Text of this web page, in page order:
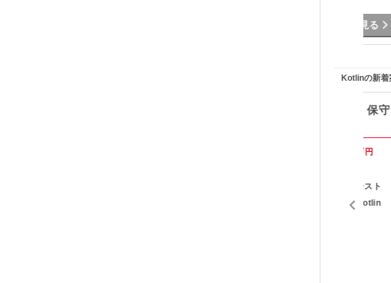
詳細を見る
Kotlinの新着
ECサイトの開発・保
万円
設計～開発～テスト
Java , SQL , Kotlin